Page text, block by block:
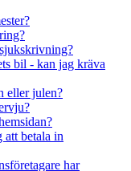
bil - kan jag kräva
eller julen?
att betala in
har